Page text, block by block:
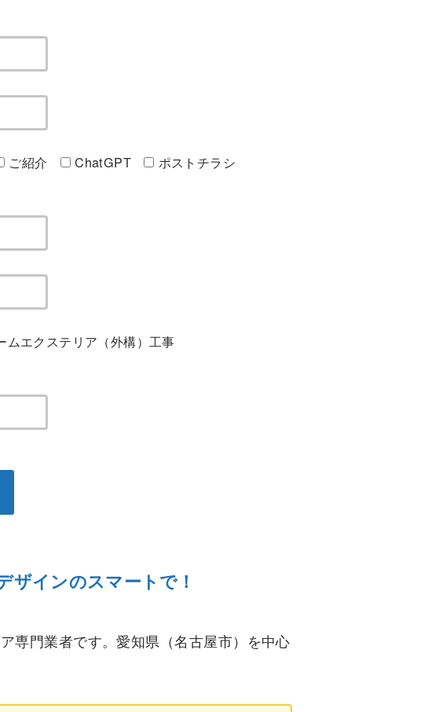
ご紹介 ChatGPT
ポストチラシ
ムエクステリア（外構）工事
ザインのスマートで！
専門業者です。愛知県（名古屋市）を中心